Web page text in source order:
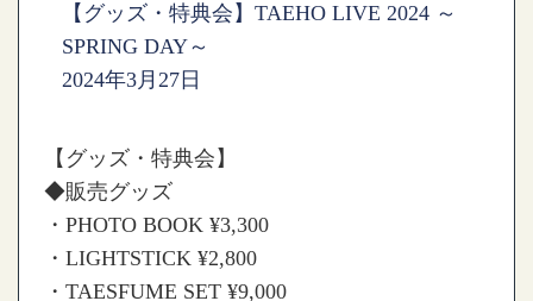
【グッズ・特典会】TAEHO LIVE 2024 ～
SPRING DAY～
2024年3月27日
【グッズ・特典会】
◆販売グッズ
・PHOTO BOOK ¥3,300
・LIGHTSTICK ¥2,800
・TAESFUME SET ¥9,000